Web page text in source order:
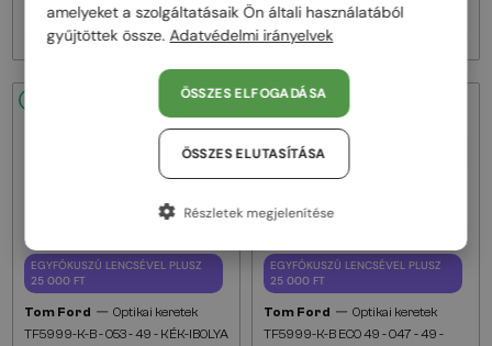
71 000 Ft 71 000 Ft
EGYFÓKUSZÚ LENCSÉVEL PLUSZ
25 000 FT
Tom Ford — Optikai keretek
TF5999-K-B - 053 - 49 - KÉK-IBOLYA
48/72
EGYFÓKUSZÚ LENCSÉVEL PLUSZ
25 000 FT
Tom Ford — Optikai keretek
TF5999-K-B ECO 49 - 047 - 49 -
amelyeket a szolgáltatásaik Ön általi használatából
gyűjtöttek össze. Adatvédelmi irányelvek
ÖSSZES ELFOGADÁSA
ÖSSZES ELUTASÍTÁSA
Részletek megjelenítése